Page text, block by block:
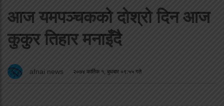
आज यमपञ्चकको दोश्रो दिन आज
कुकुर तिहार मनाइँदै
afnai news २०७४ कार्तिक १, बुधबार ०९:५५ गते